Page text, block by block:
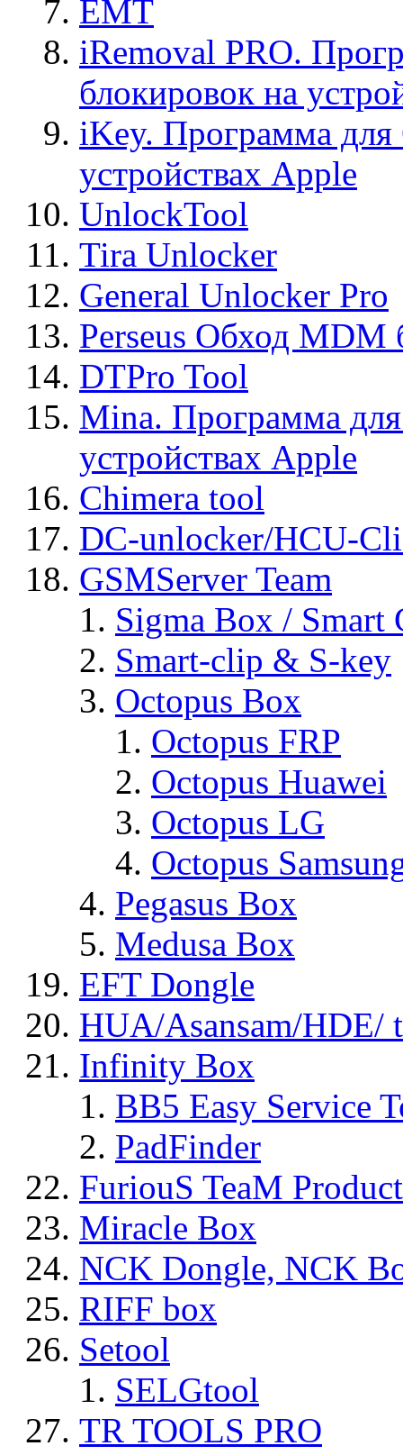
EMT
iRemoval PRO.
блокировок на
iKey. Программа для
устройствах Apple
UnlockTool
Tira Unlocker
General Unlocker Pro
Perseus Обход MDM
DTPro Tool
Mina. Программа
устройствах Apple
Chimera tool
DC-unlocker/HCU-
GSMServer Team
Sigma Box / Smart
Smart-clip & S-key
Octopus Box
Octopus FRP
Octopus Huawei
Octopus LG
Octopus
Pegasus Box
Medusa Box
EFT Dongle
HUA/Asansam/HDE/
Infinity Box
BB5 Easy Service
PadFinder
FuriouS TeaM
Miracle Box
NCK Dongle, NCK
RIFF box
Setool
SELGtool
TR TOOLS PRO